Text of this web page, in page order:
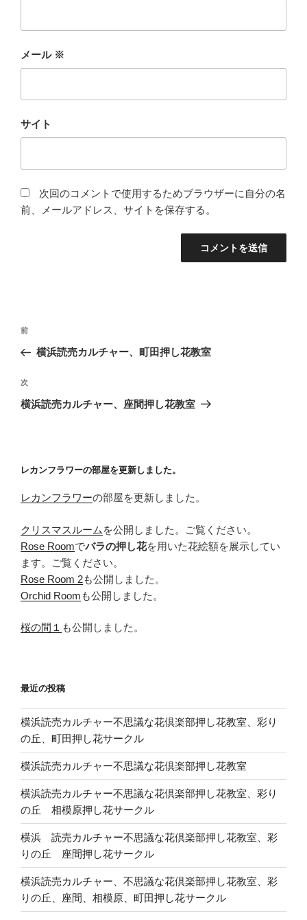
メール ※
サイト
次回のコメントで使用するためブラウザーに自分の名
前、メールアドレス、サイトを保存する。
投
ナ
ビ
ゲ
ン
前
の
稿
前
横浜読売カルチャー、町田押し花教室
次
の
次
横浜読売カルチャー、座間押し花教室
レカンフラワーの部屋を更新しました。
レカンフラワーの部屋を更新しました。
クリスマスルーム を公開しました。ご覧ください。
Rose Roomでバラの押し花を用いた花絵額を展示してい
ます。ご覧ください。
Rose Room 2も公開しました。
Orchid Room も公開しました。
桜の間１ も公開しました。
最近の投稿
横浜読売カルチャー不思議な花倶楽部押し花教室、彩り
の丘、町田押し花サークル
横浜読売カルチャー不思議な花倶楽部押し花教室
横浜読売カルチャー不思議な花倶楽部押し花教室、彩り
の丘 相模原押し花サークル
横浜 読売カルチャー不思議な花倶楽部押し花教室、彩
りの丘 座間押し花サークル
横浜読売カルチャー、不思議な花倶楽部押し花教室、彩
りの丘、座間、相模原、町田押し花サークル